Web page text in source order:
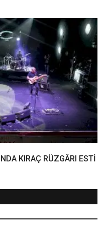
KIRAÇ RÜZGÂRI ESTİ